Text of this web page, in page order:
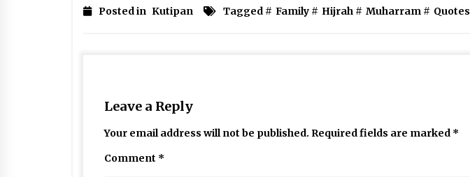
Posted in Kutipan Tagged # Family # Hijrah # Muharram # Quotes
Leave a Reply
Your email address will not be published. Required fields are marked *
Comment *